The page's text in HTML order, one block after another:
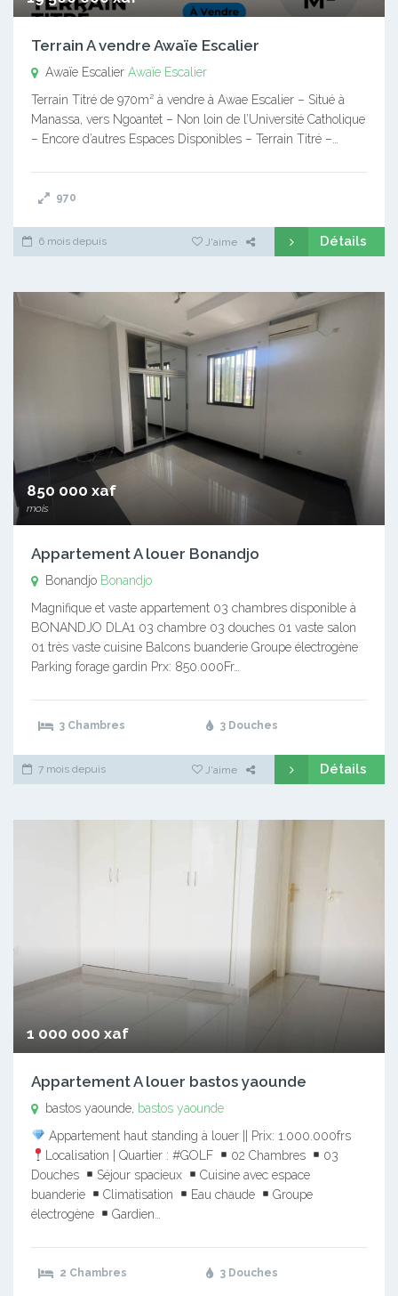
Terrain A vendre Awaïe Escalier
Awaïe Escalier Awaïe Escalier
Terrain Titré de 970m² à vendre à Awae Escalier – Situé à
Manassa, vers Ngoantet – Non loin de l’Université Catholique
– Encore d’autres Espaces Disponibles – Terrain Titré –…
970
6 mois depuis J'aime Détails
850 000 xaf
mois
Appartement A louer Bonandjo
Bonandjo Bonandjo
Magnifique et vaste appartement 03 chambres disponible à
BONANDJO DLA1 03 chambre 03 douches 01 vaste salon
01 très vaste cuisine Balcons buanderie Groupe électrogène
Parking forage gardin Prx: 850.000Fr…
3 Chambres 3 Douches
7 mois depuis J'aime Détails
1 000 000 xaf
Appartement A louer bastos yaounde
bastos yaounde, bastos yaounde
Appartement haut standing à louer || Prix: 1.000.000frs
Localisation | Quartier : #GOLF
02 Chambres
03
Douches
Séjour spacieux
Cuisine avec espace
buanderie
Climatisation Eau chaude
Groupe
électrogène
Gardien…
2 Chambres 3 Douches